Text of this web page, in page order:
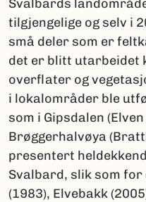
Svalbards
tilgjengelige og selv i
små deler som er
det er blitt utarbeidet
overflater og
i lokalområder ble
som i Gipsdalen
Brøggerhalvøya
presentert
Svalbard, slik som
(1983), Elvebakk